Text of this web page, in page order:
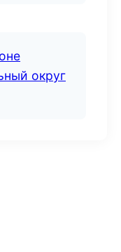
округ